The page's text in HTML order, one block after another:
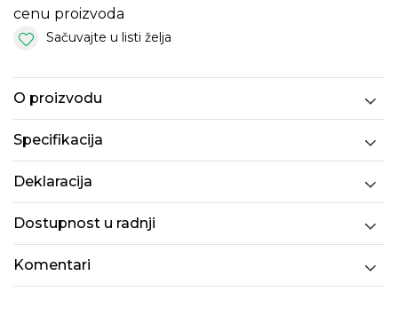
cenu proizvoda
Sačuvajte u listi želja
O proizvodu
Specifikacija
Deklaracija
Dostupnost u radnji
Komentari